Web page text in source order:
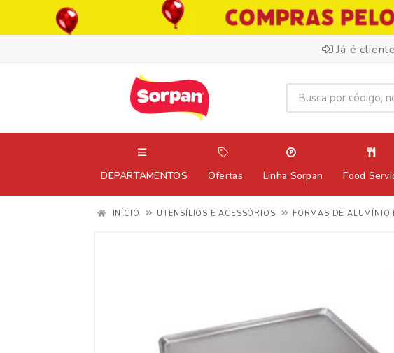
Já é
DEPARTAMENTOS Ofertas Linha Sorpan Food
INÍCIO UTENSÍLIOS E ACESSÓRIOS FORMAS DE ALUMÍNIO